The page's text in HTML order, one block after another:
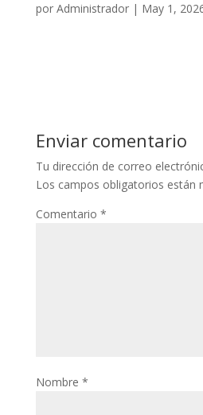
por Administrador| May 1,
Enviar comentario
Tu dirección de correo
Los campos obligatorios están
Comentario *
Nombre *